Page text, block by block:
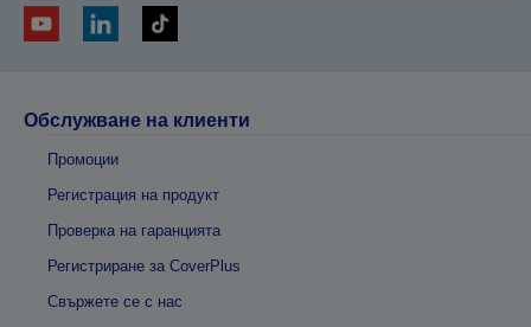
Обслужване на клиенти
Промоции
Регистрация на продукт
Проверка на гаранцията
Регистриране за CoverPlus
Свържете се с нас